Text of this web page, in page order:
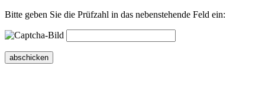
Bitte geben Sie die Prüfzahl in das nebenstehende Feld ein:
abschicken